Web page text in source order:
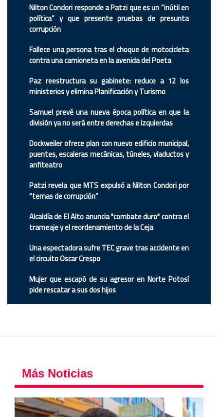
Nilton Condori responde a Patzi que es un “inútil en
política” y que presente pruebas de presunta
corrupción
Fallece una persona tras el choque de motocicleta
contra una camioneta en la avenida del Poeta
Paz reestructura su gabinete: reduce a 12 los
ministerios y elimina Planificación y Turismo
Samuel prevé una nueva época política en que la
división ya no será entre derechas e izquierdas
Dockweiler ofrece plan con nuevo edificio municipal,
puentes, escaleras mecánicas, túneles, viaductos y
anfiteatro
Patzi revela que MTS expulsó a Nilton Condori por
“temas de corrupción”
Alcaldía de El Alto anuncia "combate duro" contra el
trameaje y el reordenamiento de la Ceja
Una espectadora sufre TEC grave tras accidente en
el circuito Oscar Crespo
Mujer que escapó de su agresor en Norte Potosí
pide rescatar a sus dos hijos
Más Noticias